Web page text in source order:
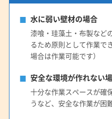
水に弱い壁材の場合
漆喰・珪藻土・布製など
るため原則として作業で
場合は作業可能です）
安全な環境が作れない
十分な作業スペースが確
うなど、安全な作業が困